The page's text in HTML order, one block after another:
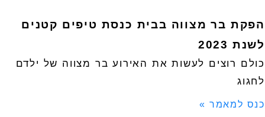
הפקת בר מצווה בבית כנסת טיפים קטנים
לשנת 2023
כולם רוצים לעשות את האירוע בר מצווה של ילדם
לחגוג
כנס למאמר »